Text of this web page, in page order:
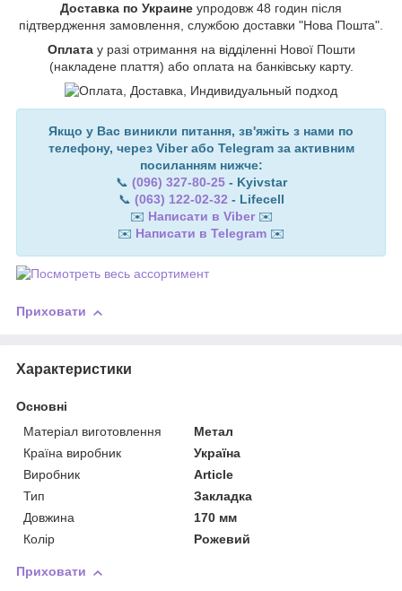
Доставка по Украине упродовж 48 годин після
підтвердження замовлення, службою доставки "Нова Пошта".
Оплата у разі отримання на відділенні Нової Пошти
(накладене плаття) або оплата на банківську карту.
Якщо у Вас виникли питання, зв'яжіть з нами по
телефону, через Viber або Telegram за активним
посиланням нижче:
📞 (096) 327-80-25- Kyivstar
📞 (063) 122-02-32- Lifecell
✉️ Написати в Viber ✉️
✉️ Написати в Telegram ✉️
Приховати
Характеристики
Основні
Матеріал виготовлення
Метал
Країна виробник
Україна
Виробник
Article
Тип
Закладка
Довжина
170 мм
Колір
Рожевий
Приховати